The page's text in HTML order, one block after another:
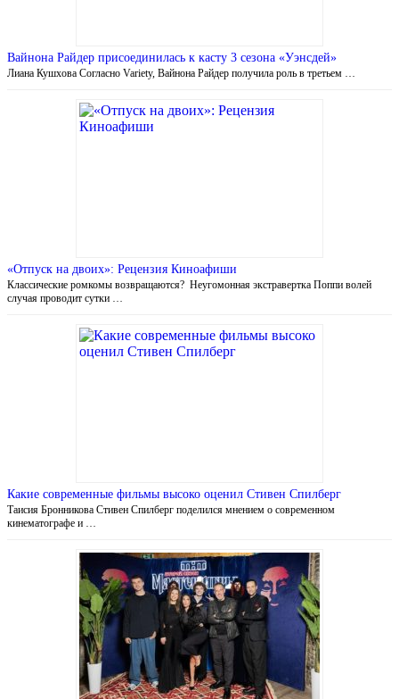
Вайнона Райдер присоединилась к касту 3 сезона «Уэнсдей»
Лиана Кушхова Согласно Variety, Вайнона Райдер получила роль в третьем …
«Отпуск на двоих»: Рецензия Киноафиши
Классические ромкомы возвращаются? Неугомонная экстравертка Поппи волей
случая проводит сутки …
Какие современные фильмы высоко оценил Стивен Спилберг
Таисия Бронникова Стивен Спилберг поделился мнением о современном
кинематографе и …